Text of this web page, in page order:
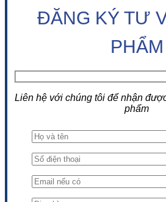
ĐĂNG KÝ TƯ
PHẨM
Liên hệ với chúng tôi để nhận
phẩm